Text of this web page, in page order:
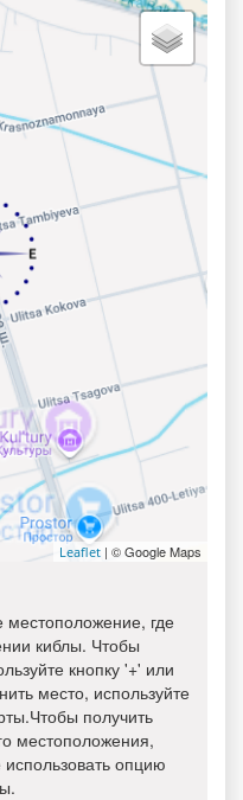
Leaflet | © Google Maps
где
киблы. Чтобы
кнопку '+' или
место, используйте
получить
местоположения,
опцию